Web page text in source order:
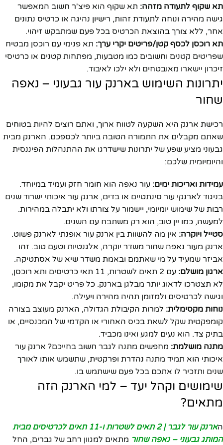
תא שקוף לתעודה מזהה: תא שקוף הוא פיצ'ר חשוב המאפשר
גישה מהירה ונוחה לתעודת זהות, רישיון נהיגה או כרטיס נתונים
אחר, ללא צורך בהוצאת הכרטיס בכל פעם שמתבקש זיהוי.
תא רוכסן לכסף קטן/פריטים יקרי ערך: תא פנימי עם רוכסן מבטיח
שפריטים קטנים וחשובים כמו מטבעות, מפתחות קטנים או כרטיסי
זיכרון יישארו מאובטחים ולא ילכו לאיבוד.
יתרונות השימוש בארנק עור גבעוני – נאפה
שחור
רכישת ארנק היא השקעה לטווח ארוך, ואתם רוצים להיות בטוחים
שאתם מקבלים את התמורה הטובה ביותר לכספכם. הארנק מבית
גבעוני מציע שפע של יתרונות שישדרגו את ההתנהלות הפיננסית
והיומיומית שלכם:
עמידות ואריכות ימים: עור נאפה הוא חומר חזק ועמיד במיוחד.
בניגוד לארנקי עור סינתטיים או בדים, ארנק עור איכותי ישרוד שנים
רבות של שימוש יומיומי, יישמור על צורתו ולא יתבלה במהירות.
למעשה, כמו יין טוב, הוא רק משתבח עם השנים.
סטייל ויוקרה: אין מה להשוות בין ארנק עור אופנתי לארנק פשוט.
ארנק מעור נאפה שחור משדר יוקרה, אלגנטיות וטעם טוב. זהו
אביזר שמעיד על מי שאתמם ובאמת משדר שיא של אסתטיקה.
ארגון מושלם:
עם 2 תאים לשטרות, 11 תאי כרטיסים ותא רוכסן,
לא תצטרכו לדאוג יותר מבלגן בארנק. כל פריט יקבל את מקומו,
וגישה לכרטיסים ולמזומן תהיה מהירה ויעילה.
נוחות מקסימלית: למרות הקיבולת הגדולה, הארנק מעוצב בצורה
קומפקטית שקל לשאת בכיס האחורי או הקדמי של המכנסיים, או
בתיק צד. הוא נעים למגע ואינו מכביד.
מתנה מושלמת: מחפשים מתנה לגבר חשוב בחייכם? ארנק עור
איכותי הוא תמיד מתנה נהדרת ופרקטית, שתשמש אותו לאורך
שנים ותזכיר לו אתכם בכל פעם שישתמש בו.
שימושים וקהל יעד – למי הארנק הזה
מתאים?
ה
ארנק עור לגבר | 2 תאים לשטרות ו-11 תאים לכרטיסים מבית
המותג גבעוני – נאפה שחור מתאים למגוון רחב של גברים, החל